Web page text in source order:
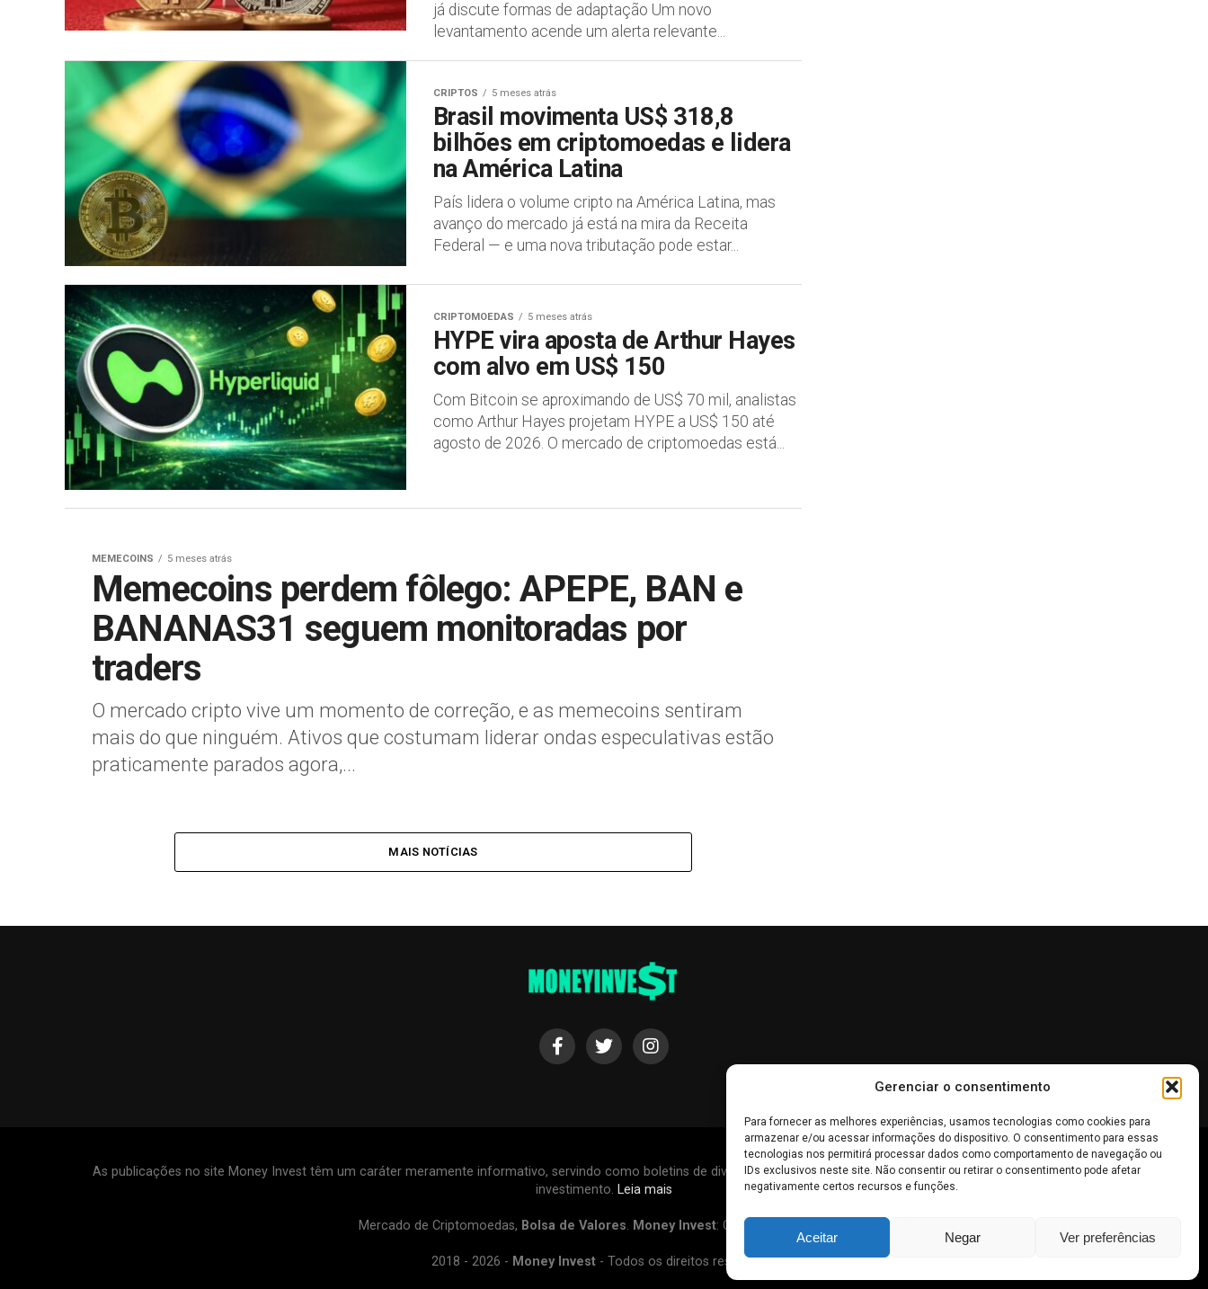
Gerenciar o consentimento
Para fornecer as melhores experiências, usamos tecnologias como cookies para
armazenar e/ou acessar informações do dispositivo. O consentimento para essas
tecnologias nos permitirá processar dados como comportamento de navegação ou
IDs exclusivos neste site. Não consentir ou retirar o consentimento pode afetar
negativamente certos recursos e funções.
Aceitar Negar Ver preferências
já discute formas de adaptação Um novo
levantamento acende um alerta relevante...
CRIPTOS 5 meses atrás
Brasil movimenta US$ 318,8
bilhões em criptomoedas e lidera
na América Latina
País lidera o volume cripto na América Latina, mas
avanço do mercado já está na mira da Receita
Federal — e uma nova tributação pode estar...
CRIPTOMOEDAS 5 meses atrás
HYPE vira aposta de Arthur Hayes
com alvo em US$ 150
Com Bitcoin se aproximando de US$ 70 mil, analistas
como Arthur Hayes projetam HYPE a US$ 150 até
agosto de 2026. O mercado de criptomoedas está...
MEMECOINS 5 meses atrás
Memecoins perdem fôlego: APEPE, BAN e
BANANAS31 seguem monitoradas por
traders
O mercado cripto vive um momento de correção, e as memecoins sentiram
mais do que ninguém. Ativos que costumam liderar ondas especulativas estão
praticamente parados agora,...
MAIS NOTÍCIAS
As publicações no site Money Invest têm um caráter meramente informativo, servindo como boletins de divulgação, e não devem ser interpretadas como recomendações de
investimento. Leia mais
Mercado de Criptomoedas, Bolsa de Valores. Money Invest: O futuro do
2018 - 2026 - Money Invest- Todos os direitos reservados